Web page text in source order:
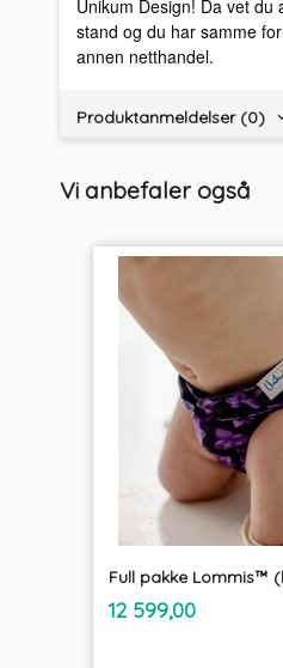
Unikum Design! Da vet du
stand og du har samme
annen netthandel.
Produktanmeldelser (0)
Vi anbefaler også
Pris
12 599,00inkl.
mva.